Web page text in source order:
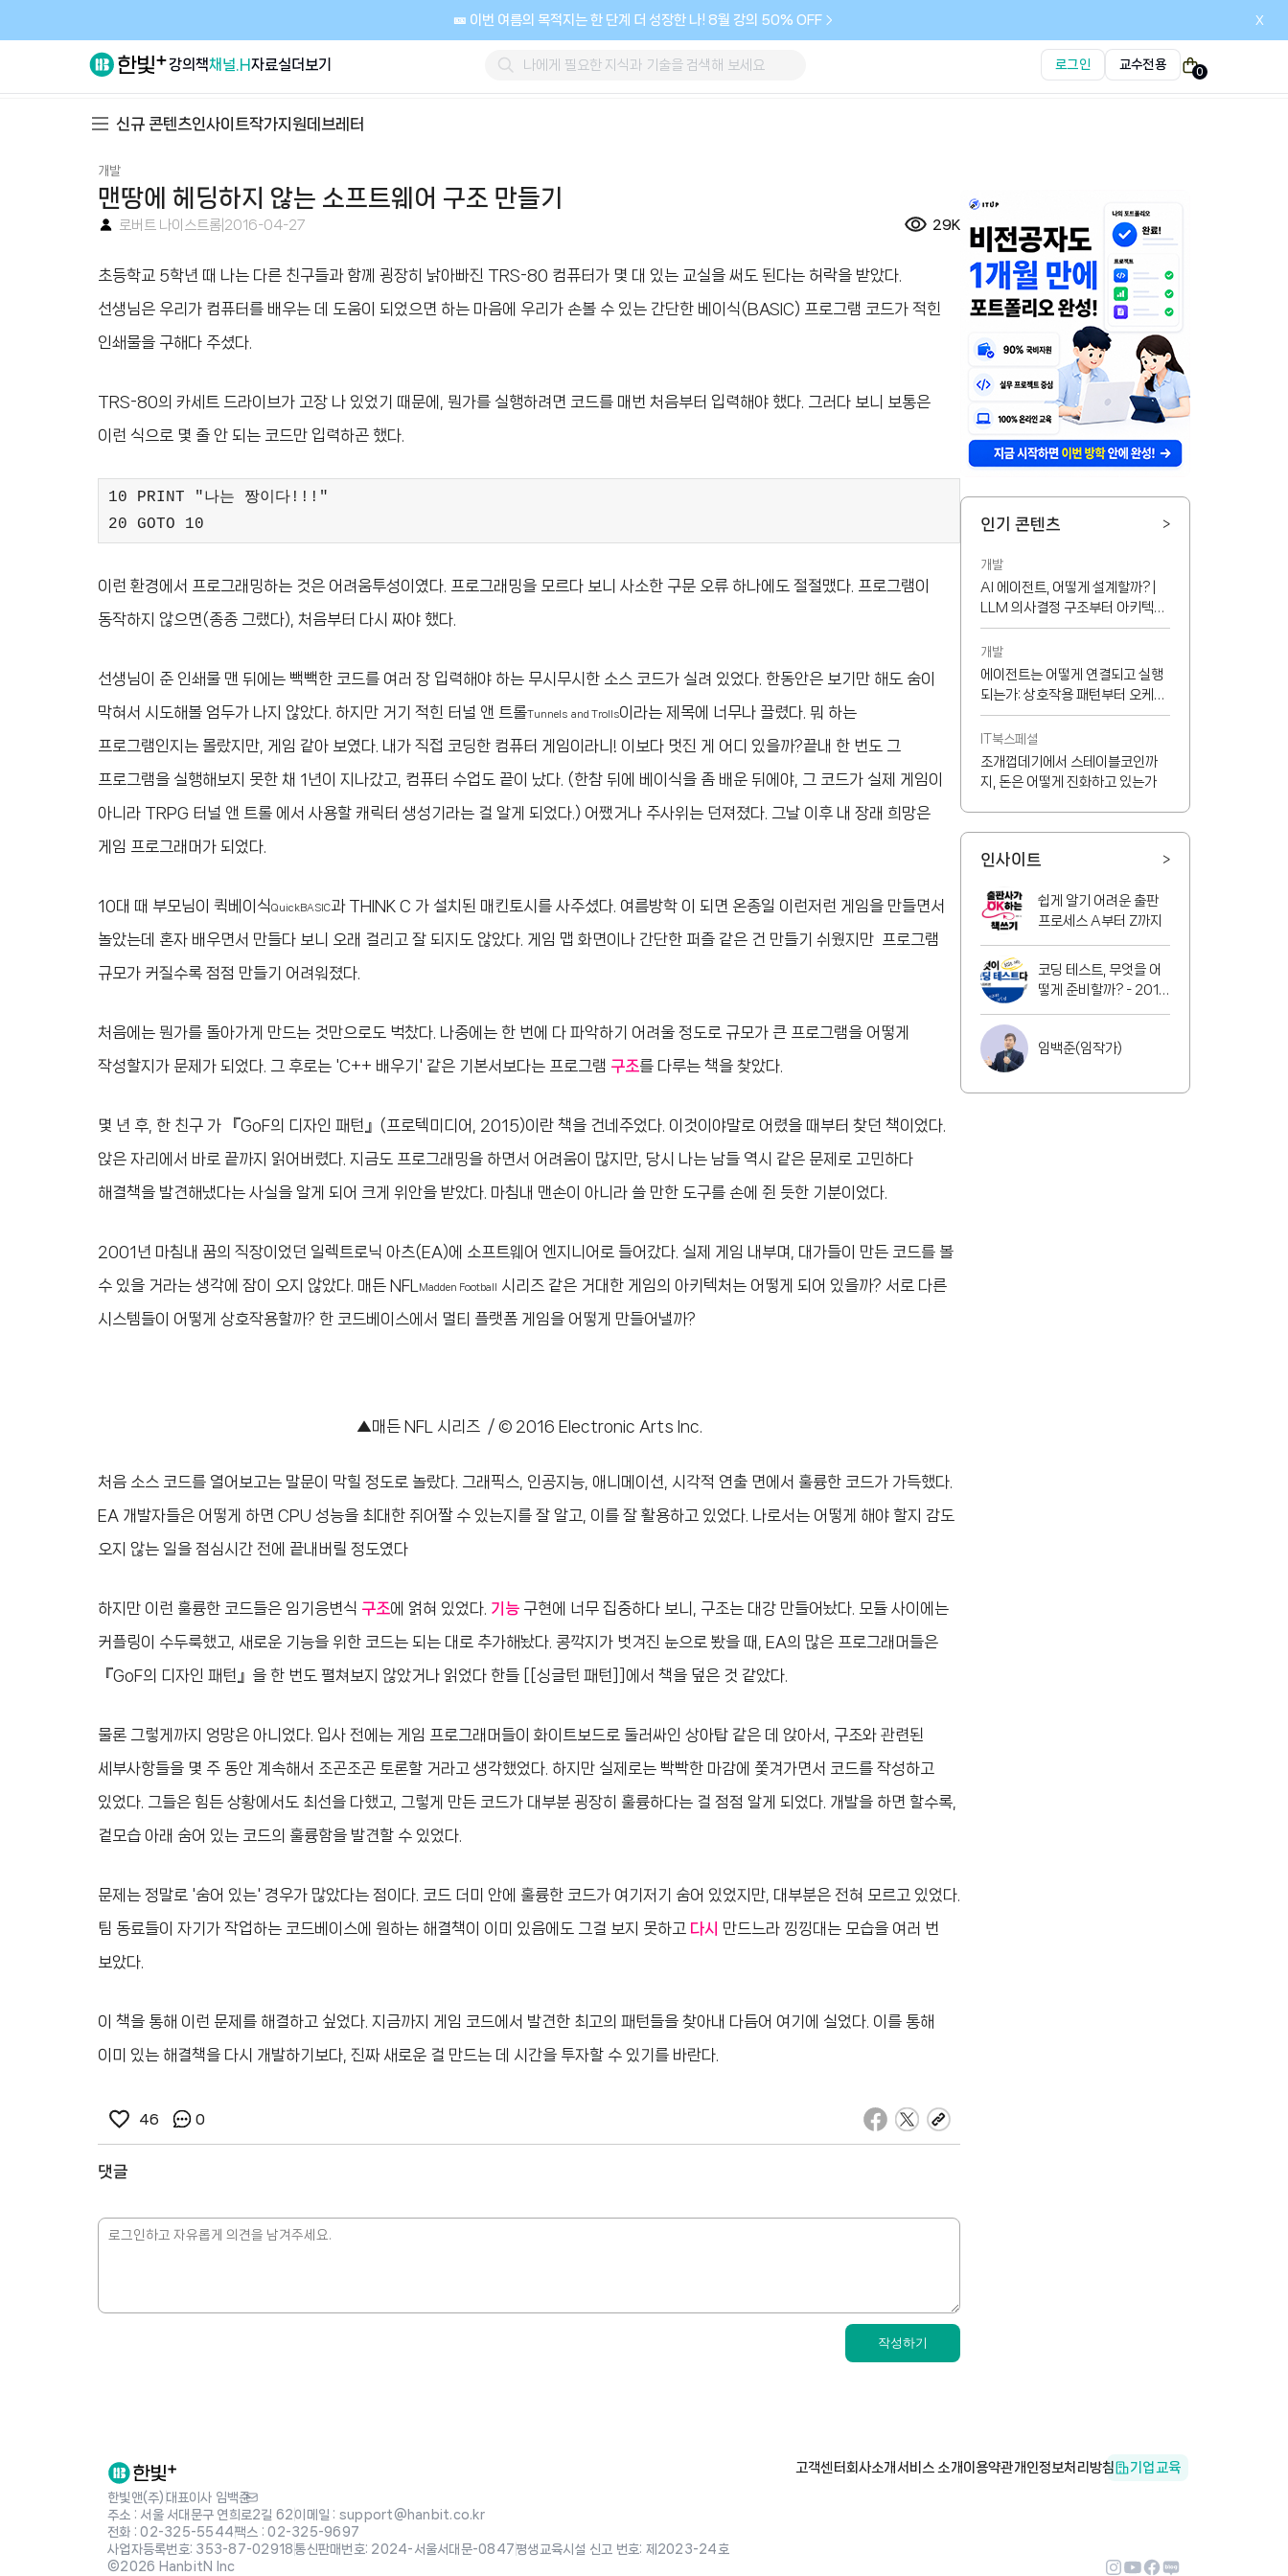
🎫 이번 여름의 목적지는 한 단계 더 성장한 나! 8월 강의 50% OFF x
강의책채널.H자료실더보기 로그인 교수전용
0
신규 콘텐츠인사이트작가지원데브레터
개발
맨땅에 헤딩하지 않는 소프트웨어 구조 만들기
로버트 나이스트롬| 2016-04-27 29K
초등학교 5학년 때 나는 다른 친구들과 함께 굉장히 낡아빠진 TRS-80 컴퓨터가 몇 대 있는 교실을 써도 된다는 허락을 받았다.
선생님은 우리가 컴퓨터를 배우는 데 도움이 되었으면 하는 마음에 우리가 손볼 수 있는 간단한 베이식(BASIC) 프로그램 코드가 적힌
인쇄물을 구해다 주셨다.
TRS-80의 카세트 드라이브가 고장 나 있었기 때문에, 뭔가를 실행하려면 코드를 매번 처음부터 입력해야 했다. 그러다 보니 보통은
이런 식으로 몇 줄 안 되는 코드만 입력하곤 했다.
10 PRINT "나는 짱이다!!!"
20 GOTO 10
이런 환경에서 프로그래밍하는 것은 어려움투성이였다. 프로그래밍을 모르다 보니 사소한 구문 오류 하나에도 절절맸다. 프로그램이
동작하지 않으면(종종 그랬다), 처음부터 다시 짜야 했다.
선생님이 준 인쇄물 맨 뒤에는 빽빽한 코드를 여러 장 입력해야 하는 무시무시한 소스 코드가 실려 있었다. 한동안은 보기만 해도 숨이
막혀서 시도해볼 엄두가 나지 않았다. 하지만 거기 적힌 터널 앤 트롤Tunnels and Trolls이라는 제목에 너무나 끌렸다. 뭐 하는
프로그램인지는 몰랐지만, 게임 같아 보였다. 내가 직접 코딩한 컴퓨터 게임이라니! 이보다 멋진 게 어디 있을까?끝내 한 번도 그
프로그램을 실행해보지 못한 채 1년이 지나갔고, 컴퓨터 수업도 끝이 났다. (한참 뒤에 베이식을 좀 배운 뒤에야, 그 코드가 실제 게임이
아니라 TRPG 터널 앤 트롤 에서 사용할 캐릭터 생성기라는 걸 알게 되었다.) 어쨌거나 주사위는 던져졌다. 그날 이후 내 장래 희망은
게임 프로그래머가 되었다.
10대 때 부모님이 퀵베이식QuickBASIC과 THINK C 가 설치된 매킨토시를 사주셨다. 여름방학 이 되면 온종일 이런저런 게임을 만들면서
놀았는데 혼자 배우면서 만들다 보니 오래 걸리고 잘 되지도 않았다. 게임 맵 화면이나 간단한 퍼즐 같은 건 만들기 쉬웠지만 프로그램
규모가 커질수록 점점 만들기 어려워졌다.
처음에는 뭔가를 돌아가게 만드는 것만으로도 벅찼다. 나중에는 한 번에 다 파악하기 어려울 정도로 규모가 큰 프로그램을 어떻게
작성할지가 문제가 되었다. 그 후로는 'C++ 배우기' 같은 기본서보다는 프로그램 구조를 다루는 책을 찾았다.
몇 년 후, 한 친구 가 『GoF의 디자인 패턴』(프로텍미디어, 2015)이란 책을 건네주었다. 이것이야말로 어렸을 때부터 찾던 책이었다.
앉은 자리에서 바로 끝까지 읽어버렸다. 지금도 프로그래밍을 하면서 어려움이 많지만, 당시 나는 남들 역시 같은 문제로 고민하다
해결책을 발견해냈다는 사실을 알게 되어 크게 위안을 받았다. 마침내 맨손이 아니라 쓸 만한 도구를 손에 쥔 듯한 기분이었다.
2001년 마침내 꿈의 직장이었던 일렉트로닉 아츠(EA)에 소프트웨어 엔지니어로 들어갔다. 실제 게임 내부며, 대가들이 만든 코드를 볼
수 있을 거라는 생각에 잠이 오지 않았다. 매든 NFL
Madden Football 시리즈 같은 거대한 게임의 아키텍처는 어떻게 되어 있을까? 서로 다른
시스템들이 어떻게 상호작용할까? 한 코드베이스에서 멀티 플랫폼 게임을 어떻게 만들어낼까?
▲매든 NFL 시리즈 / © 2016 Electronic Arts Inc.
처음 소스 코드를 열어보고는 말문이 막힐 정도로 놀랐다. 그래픽스, 인공지능, 애니메이션, 시각적 연출 면에서 훌륭한 코드가 가득했다.
EA 개발자들은 어떻게 하면 CPU 성능을 최대한 쥐어짤 수 있는지를 잘 알고, 이를 잘 활용하고 있었다. 나로서는 어떻게 해야 할지 감도
오지 않는 일을 점심시간 전에 끝내버릴 정도였다
하지만 이런 훌륭한 코드들은 임기응변식 구조에 얽혀 있었다. 기능 구현에 너무 집중하다 보니, 구조는 대강 만들어놨다. 모듈 사이에는
커플링이 수두룩했고, 새로운 기능을 위한 코드는 되는 대로 추가해놨다. 콩깍지가 벗겨진 눈으로 봤을 때, EA의 많은 프로그래머들은
『GoF의 디자인 패턴』을 한 번도 펼쳐보지 않았거나 읽었다 한들 [[싱글턴 패턴]]에서 책을 덮은 것 같았다.
물론 그렇게까지 엉망은 아니었다. 입사 전에는 게임 프로그래머들이 화이트보드로 둘러싸인 상아탑 같은 데 앉아서, 구조와 관련된
세부사항들을 몇 주 동안 계속해서 조곤조곤 토론할 거라고 생각했었다. 하지만 실제로는 빡빡한 마감에 쫓겨가면서 코드를 작성하고
있었다. 그들은 힘든 상황에서도 최선을 다했고, 그렇게 만든 코드가 대부분 굉장히 훌륭하다는 걸 점점 알게 되었다. 개발을 하면 할수록,
겉모습 아래 숨어 있는 코드의 훌륭함을 발견할 수 있었다.
문제는 정말로 '숨어 있는' 경우가 많았다는 점이다. 코드 더미 안에 훌륭한 코드가 여기저기 숨어 있었지만, 대부분은 전혀 모르고 있었다.
팀 동료들이 자기가 작업하는 코드베이스에 원하는 해결책이 이미 있음에도 그걸 보지 못하고 다시 만드느라 낑낑대는 모습을 여러 번
보았다.
이 책을 통해 이런 문제를 해결하고 싶었다. 지금까지 게임 코드에서 발견한 최고의 패턴들을 찾아내 다듬어 여기에 실었다. 이를 통해
이미 있는 해결책을 다시 개발하기보다, 진짜 새로운 걸 만드는 데 시간을 투자할 수 있기를 바란다.
46 0
댓글
작성하기
인기 콘텐츠 >
개발
AI 에이전트, 어떻게 설계할까? |
LLM 의사결정 구조부터 아키텍처
선택 기준까지
개발
에이전트는 어떻게 연결되고 실행
되는가: 상호작용 패턴부터 오케스
트레이터, MCP까지
IT북스페셜
조개껍데기에서 스테이블코인까
지, 돈은 어떻게 진화하고 있는가
인사이트 >
쉽게 알기 어려운 출판
프로세스 A부터 Z까지
코딩 테스트, 무엇을 어
떻게 준비할까? - 2016
임백준(임작가)
고객센터회사소개서비스 소개이용약관개인정보처리방침 기업교육
한빛앤(주) 대표이사 임백준
주소 : 서울 서대문구 연희로2길 62 |이메일 : support@hanbit.co.kr
전화 : 02-325-5544|팩스 : 02-325-9697
사업자등록번호: 353-87-02918|통신판매번호: 2024-서울서대문-0847 |평생교육시설 신고 번호: 제2023-24호
©2026 HanbitN Inc